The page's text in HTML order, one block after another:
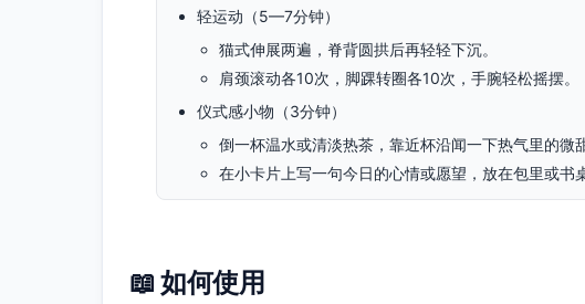
轻运动（5—7分钟）
猫式伸展两遍，脊背圆拱后再轻轻下沉。
肩颈滚动各10次，脚踝转圈各10次，手腕轻松摇摆。
仪式感小物（3分钟）
倒一杯温水或清淡热茶，靠近杯沿闻一下热气里的微甜
在小卡片上写一句今日的心情或愿望，放在包里或书
如果需要赶通勤，把练习压缩到10分钟也好。重要的是：
第二章 午后小确幸：在香气与片刻专注里喘口气
📖 如何使用